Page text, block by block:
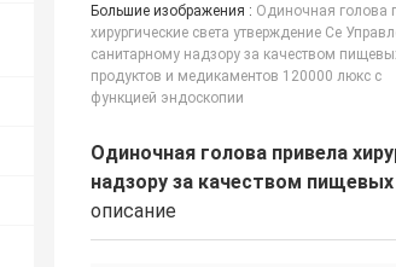
Большие изображения : Одиночная голова
хирургические света утверждение Се
санитарному надзору за качеством
продуктов и медикаментов 120000 люкс с
функцией эндоскопии
Одиночная голова привела
надзору за качеством
описание